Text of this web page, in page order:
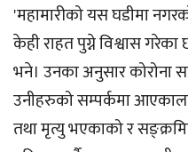
'महामारीको यस घडीमा
केही राहत पुग्ने विश्वास
भने। उनका अनुसार कोरोना
उनीहरुको सम्पर्कमा
तथा मृत्यु भएकाको र